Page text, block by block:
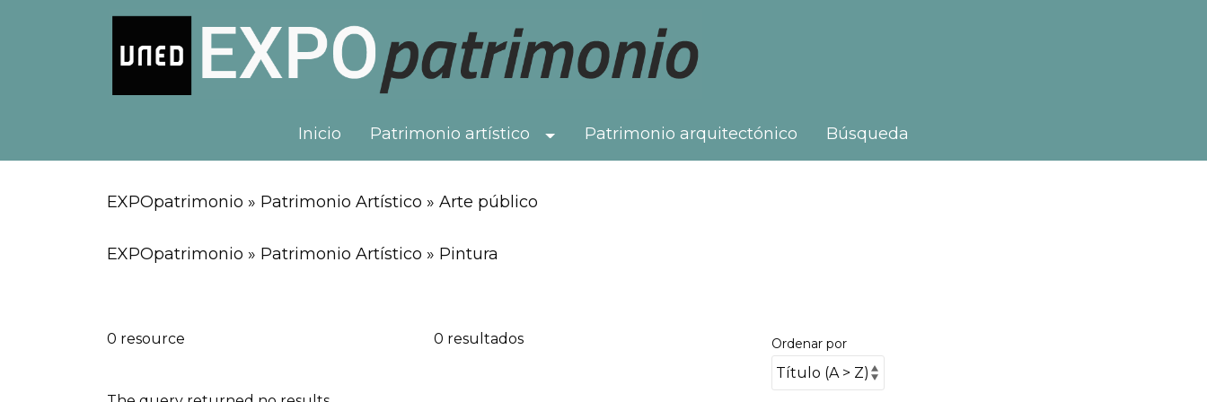
Inicio Patrimonio artístico Toggle Dropdown
Patrimonio arquitectónico Búsqueda
EXPOpatrimonio » Patrimonio Artístico » Arte público
EXPOpatrimonio » Patrimonio Artístico » Pintura
0 resource 0 resultados Ordenar por